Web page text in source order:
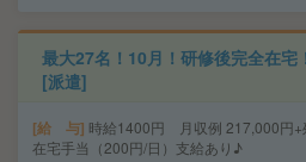
最大27名！10月！研修後完全在宅
[派遣]
給 与 時給1400円 月収例 217,000
在宅手当（200円/日）支給あり♪